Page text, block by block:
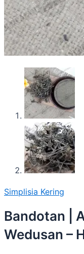
Simplisia Kering
Bandotan |
Wedusan –